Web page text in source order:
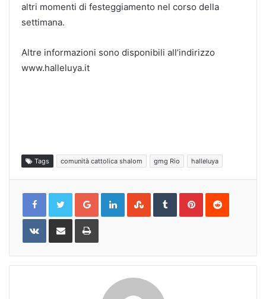
altri momenti di festeggiamento nel corso della
settimana.
Altre informazioni sono disponibili all’indirizzo
www.halleluya.it
Tags comunità cattolica shalom gmg Rio halleluya
Google+LinkedInStumbleUpon
TumblrPinterestReddit
VKontakteShare
Email
Print